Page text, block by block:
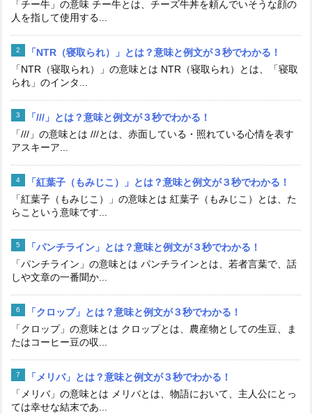
「チー牛」の意味 チー牛とは、チーズ牛丼を頼んでいそうな顔の
人を指して使用する...
「NTR（寝取られ）」とは？意味と例文が３秒でわかる！
「NTR（寝取られ）」の意味とは NTR（寝取られ）とは、「寝取
られ」のインタ...
「///」とは？意味と例文が３秒でわかる！
「///」の意味とは ///とは、赤面している・照れている心情を表す
アスキーア...
「紅葉子（もみじこ）」とは？意味と例文が３秒でわかる！
「紅葉子（もみじこ）」の意味とは 紅葉子（もみじこ）とは、た
らこという意味です...
「パンチライン」とは？意味と例文が３秒でわかる！
「パンチライン」の意味とは パンチラインとは、若者言葉で、話
しや文章の一番聞か...
「クロップ」とは？意味と例文が３秒でわかる！
「クロップ」の意味とは クロップとは、農産物としての生豆、ま
たはコーヒー豆の収...
「メリバ」とは？意味と例文が３秒でわかる！
「メリバ」の意味とは メリバとは、物語において、主人公にとっ
ては幸せな結末であ...